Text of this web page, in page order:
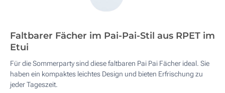
Faltbarer Fächer im Pai-Pai-Stil aus RPET im
Etui
Für die Sommerparty sind diese faltbaren Pai Pai Fächer ideal. Sie
haben ein kompaktes leichtes Design und bieten Erfrischung zu
jeder Tageszeit.